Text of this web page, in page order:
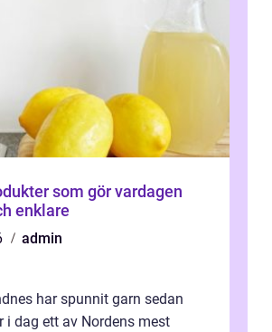
som gör vardagen
enklare
admin
har spunnit garn sedan
i dag ett av Nordens mest